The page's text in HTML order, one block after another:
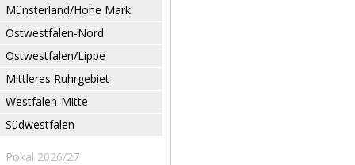
Münsterland/Hohe Mark
Ostwestfalen-Nord
Ostwestfalen/Lippe
Mittleres Ruhrgebiet
Westfalen-Mitte
Südwestfalen
Pokal 2026/27